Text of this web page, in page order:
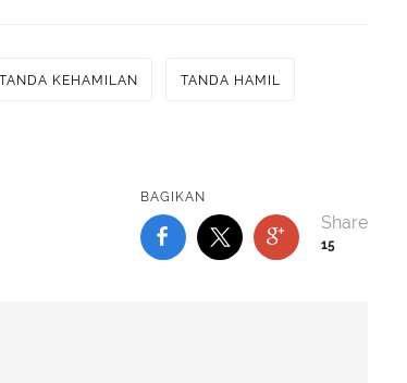
TANDA KEHAMILAN TANDA HAMIL
BAGIKAN
15